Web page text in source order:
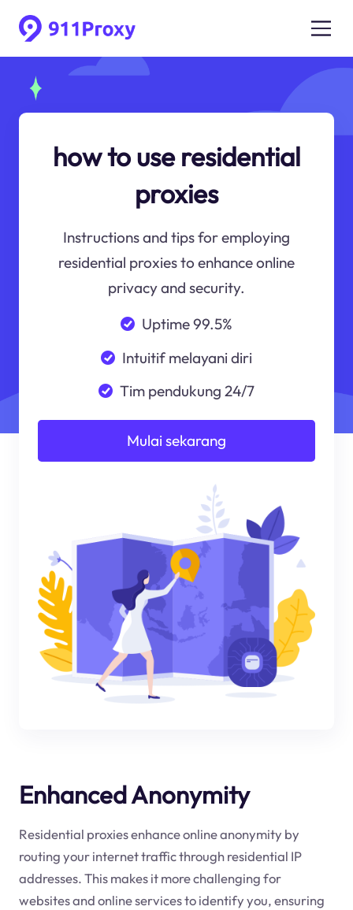
how to use residential
proxies
Instructions and tips for employing
residential proxies to enhance online
privacy and security.
Uptime 99.5%
Intuitif melayani diri
Tim pendukung 24/7
Mulai sekarang
Enhanced Anonymity
Residential proxies enhance online anonymity by
routing your internet traffic through residential IP
addresses. This makes it more challenging for
websites and online services to identify you, ensuring